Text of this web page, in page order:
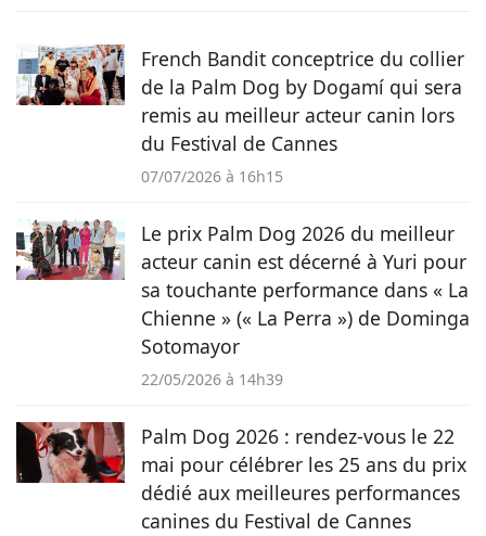
émouvantes.
French Bandit conceptrice du collier
de la Palm Dog by Dogamí qui sera
remis au meilleur acteur canin lors
du Festival de Cannes
07/07/2026 à 16h15
Le prix Palm Dog 2026 du meilleur
acteur canin est décerné à Yuri pour
sa touchante performance dans « La
Chienne » (« La Perra ») de Dominga
Sotomayor
22/05/2026 à 14h39
Palm Dog 2026 : rendez-vous le 22
mai pour célébrer les 25 ans du prix
dédié aux meilleures performances
canines du Festival de Cannes